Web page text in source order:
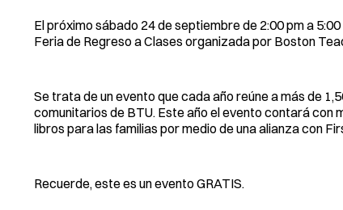
El próximo sábado 24 de septiembre de 2:00 pm a
Feria de Regreso a Clases organizada por Boston
Se trata de un evento que cada año reúne a más de
comunitarios de BTU. Este año el evento contará con
libros para las familias por medio de una alianza con
Recuerde, este es un evento GRATIS.